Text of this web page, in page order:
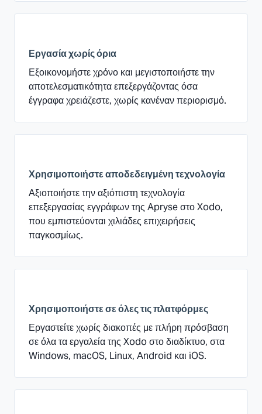
Εργασία χωρίς όρια
Εξοικονομήστε χρόνο και μεγιστοποιήστε την
αποτελεσματικότητα επεξεργάζοντας όσα
έγγραφα χρειάζεστε, χωρίς κανέναν περιορισμό.
Χρησιμοποιήστε αποδεδειγμένη τεχνολογία
Αξιοποιήστε την αξιόπιστη τεχνολογία
επεξεργασίας εγγράφων της Apryse στο Xodo,
που εμπιστεύονται χιλιάδες επιχειρήσεις
παγκοσμίως.
Χρησιμοποιήστε σε όλες τις πλατφόρμες
Εργαστείτε χωρίς διακοπές με πλήρη πρόσβαση
σε όλα τα εργαλεία της Xodo στο διαδίκτυο, στα
Windows, macOS, Linux, Android και iOS.